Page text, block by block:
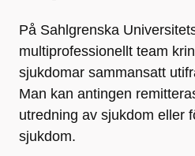
På Sahlgrenska
multiprofessionellt team
sjukdomar sammansatt
Man kan antingen
utredning av sjukdom eller
sjukdom.